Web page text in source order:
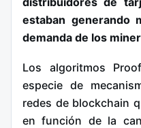
estaban generando
demanda de los
Los algoritmos
especie de
redes de blockchain
en función de la